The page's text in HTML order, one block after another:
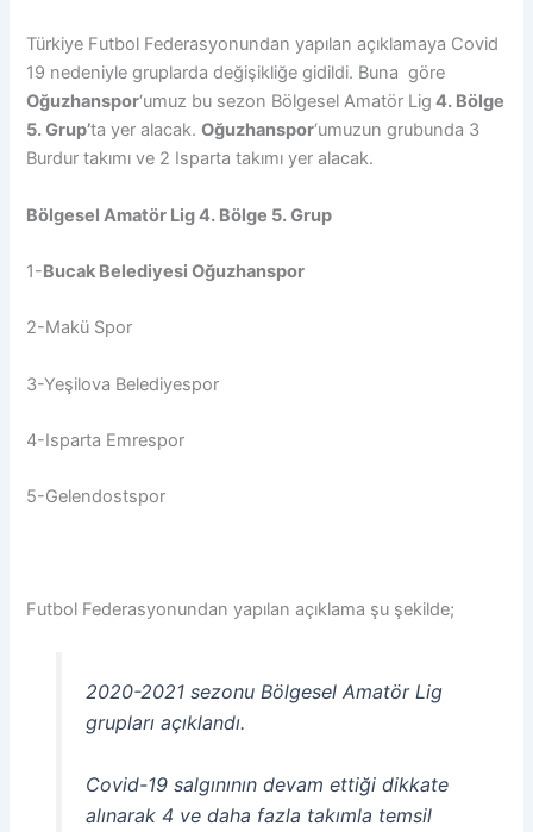
Türkiye Futbol Federasyonundan yapılan açıklamaya Covid
19 nedeniyle gruplarda değişikliğe gidildi. Buna göre
Oğuzhanspor‘umuz bu sezon Bölgesel Amatör Lig 4. Bölge
5. Grup’ta yer alacak.Oğuzhanspor‘umuzun grubunda 3
Burdur takımı ve 2 Isparta takımı yer alacak.
Bölgesel Amatör Lig 4. Bölge 5. Grup
1-Bucak Belediyesi Oğuzhanspor
2-Makü Spor
3-Yeşilova Belediyespor
4-Isparta Emrespor
5-Gelendostspor
Futbol Federasyonundan yapılan açıklama şu şekilde;
2020-2021 sezonu Bölgesel Amatör Lig
grupları açıklandı.
Covid-19 salgınının devam ettiği dikkate
alınarak 4 ve daha fazla takımla temsil